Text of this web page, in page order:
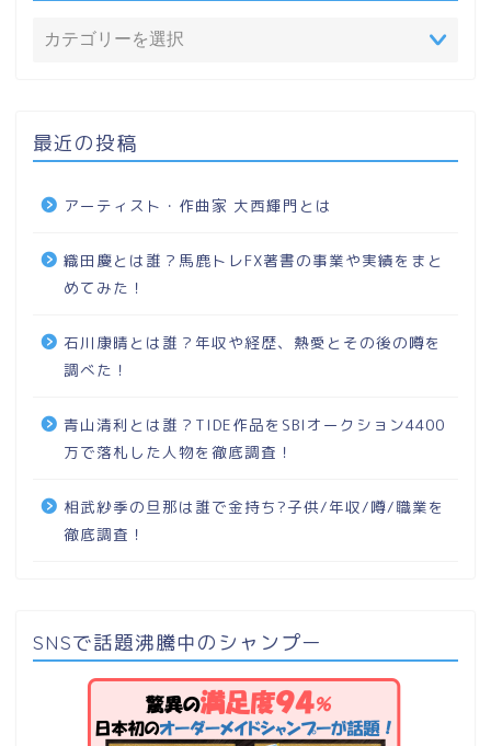
最近の投稿
アーティスト・作曲家 大西輝門とは
織田慶とは誰？馬鹿トレFX著書の事業や実績をまと
めてみた！
石川康晴とは誰？年収や経歴、熱愛とその後の噂を
調べた！
青山清利とは誰？TIDE作品をSBIオークション4400
万で落札した人物を徹底調査！
相武紗季の旦那は誰で金持ち?子供/年収/噂/職業を
徹底調査！
SNSで話題沸騰中のシャンプー